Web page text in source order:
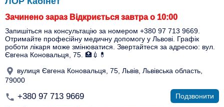
Зачинено зараз Відкриється завтра о 10:00
Запишіться на консультацію за номером +380 97 713 9669.
Отримайте професійну медичну допомогу у Львові. Графік
роботи лікаря може змінюватися. Звертайтеся за адресою: вул.
Євгена Коновальця, 75. 🏥💉💊
вулиця Євгена Коновальця, 75, Львів, Львівська область,
79000
+380 97 713 9669 Подзвонити